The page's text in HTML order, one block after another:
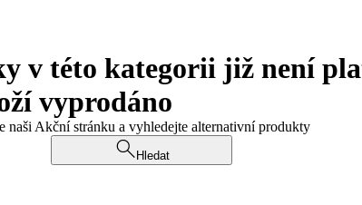
v této kategorii již není
vyprodáno
naši Akční stránku a vyhledejte alternativní produkty
Hledat